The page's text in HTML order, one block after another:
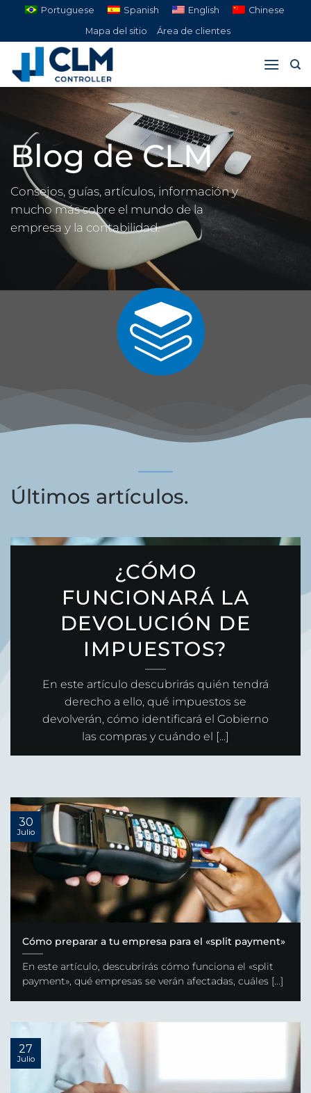
Saltar
contenido
Portuguese Spanish English
Chinese
Mapa del sitio
Área de clientes
Blog de CLM
Consejos, guías, artículos, información y
mucho más sobre el mundo de la
empresa y la contabilidad.
Últimos artículos.
¿CÓMO
FUNCIONARÁ LA
DEVOLUCIÓN DE
IMPUESTOS?
En este artículo descubrirás quién tendrá
derecho a ello, qué impuestos se
devolverán, cómo identificará el Gobierno
las compras y cuándo el [...]
Cómo preparar a tu empresa para el «split payment»
En este artículo, descubrirás cómo funciona el «split
payment», qué empresas se verán afectadas, cuáles [...]
30
Julio
27
Julio